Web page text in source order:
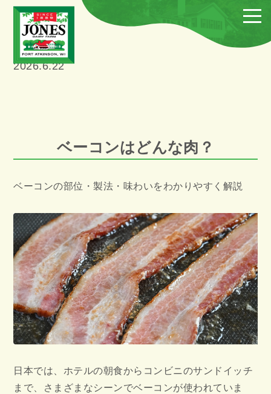
2026.6.22
ベーコンはどんな肉？
ベーコンの部位・製法・味わいをわかりやすく解説
日本では、ホテルの朝食からコンビニのサンドイッチ
まで、さまざまなシーンでベーコンが使われていま